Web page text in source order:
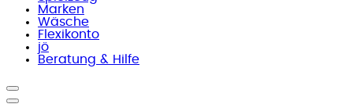
Marken
Wäsche
Flexikonto
jö
Beratung & Hilfe